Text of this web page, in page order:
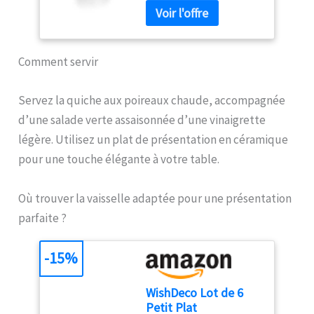
durer, garantissant une
performance longue durée.
saveurs les plus subtiles
des épices et agrumes. ✅
Qualité Premium : La
qualité de la Schwertkrone
garantit des produits
une utilisation quotidienne
performance.
agrumes et du chocolat Le
récipient permet de
stocker les aliments en
Comment servir
Servez la quiche aux poireaux chaude, accompagnée
d’une salade verte assaisonnée d’une vinaigrette
légère. Utilisez un plat de présentation en céramique
pour une touche élégante à votre table.
Où trouver la vaisselle adaptée pour une présentation
parfaite ?
WishDeco Lot de 6
Petit Plat
-15%